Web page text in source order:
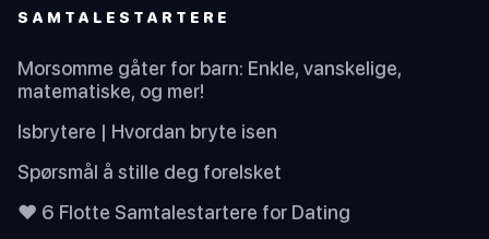
SAMTALESTARTERE
Morsomme gåter for barn: Enkle, vanskelige,
matematiske, og mer!
Isbrytere | Hvordan bryte isen
Spørsmål å stille deg forelsket
❤️ 6 Flotte Samtalestartere for Dating